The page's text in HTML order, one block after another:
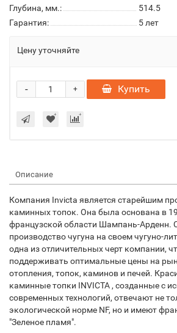
Глубина, мм.:
514.5
Гарантия:
5 лет
Цену уточняйте
+
- Купить
Описание
Компания Invicta является старейшим
каминных топок. Она была основана в
французской области Шампань-Арденн.
производство чугуна на своем чугуно-
одна из отличительных черт компании,
поддерживать оптимальные цены на
отопления, топок, каминов и печей.
каминные топки INVICTA , созданные с
современных технологий, отвечают не
экологической норме NF, но и имеют
"Зеленое пламя".